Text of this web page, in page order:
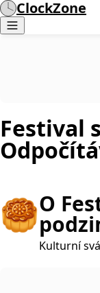
ClockZone
Festival
🥮O
Kulturní